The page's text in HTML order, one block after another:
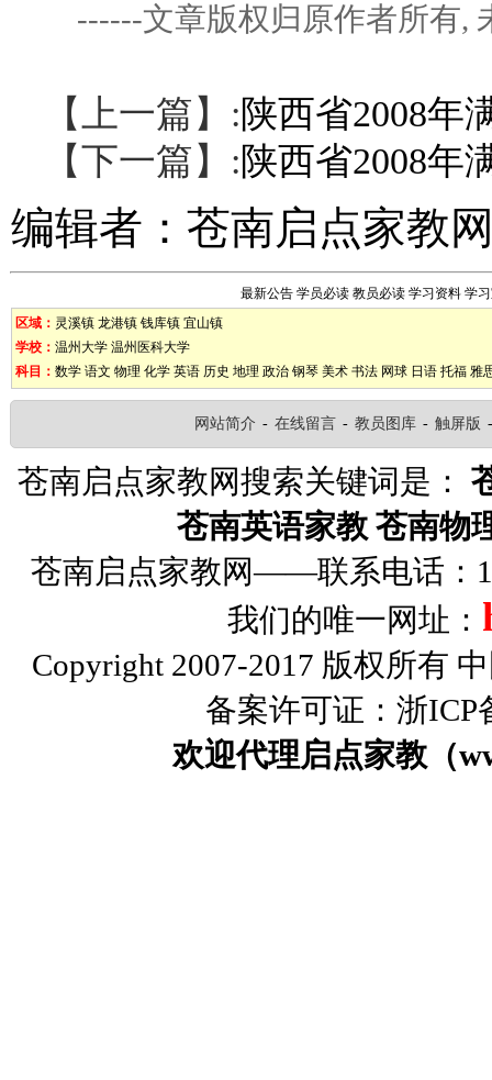
------文章版权归原作者所有,
【上一篇】:陕西省2008年
【下一篇】:陕西省2008年
编辑者： 苍南启点家教
最新公告 学员必读 教员必读 学习资料 学
区域： 灵溪镇 龙港镇 钱库镇 宜山镇
学校： 温州大学 温州医科大学
科目： 数学 语文 物理 化学 英语 历史 地理 政治 钢琴 美术 书法 网球 日语 托福 雅
网站简介 - 在线留言 - 教员图库 - 触屏版
苍南启点家教网搜索关键词是：
苍南英语家教 苍南物
苍南启点家教网——联系电话
我们的唯一网址：
Copyright 2007-2017 版权所有
备案许可证：浙ICP
欢迎代理启点家教（